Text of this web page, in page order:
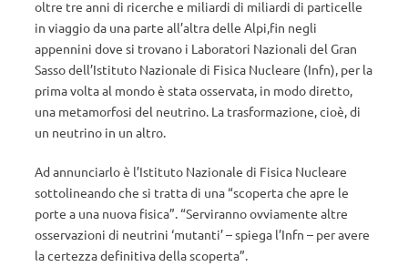
oltre tre anni di ricerche e miliardi di miliardi di particelle
in viaggio da una parte all’altra delle Alpi,fin negli
appennini dove si trovano i Laboratori Nazionali del Gran
Sasso dell’Istituto Nazionale di Fisica Nucleare (Infn), per la
prima volta al mondo è stata osservata, in modo diretto,
una metamorfosi del neutrino. La trasformazione, cioè, di
un neutrino in un altro.
Ad annunciarlo è l’Istituto Nazionale di Fisica Nucleare
sottolineando che si tratta di una “scoperta che apre le
porte a una nuova fisica”. “Serviranno ovviamente altre
osservazioni di neutrini ‘mutanti’ – spiega l’Infn – per avere
la certezza definitiva della scoperta”.